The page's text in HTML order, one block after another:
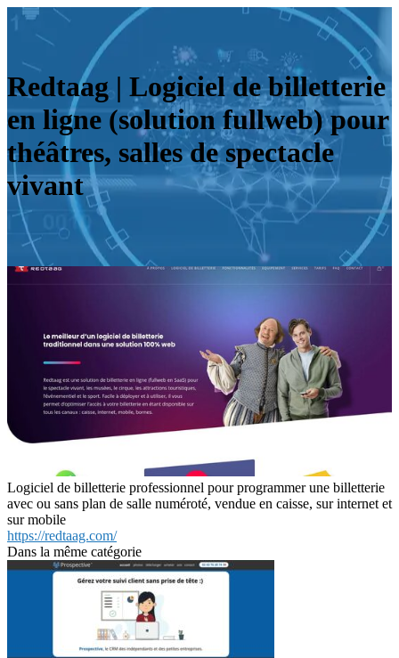
Redtaag | Logiciel de billetterie
en ligne (solution fullweb) pour
théâtres, salles de spectacle
vivant
Logiciel de billetterie professionnel pour programmer une billetterie
avec ou sans plan de salle numéroté, vendue en caisse, sur internet et
sur mobile
https://redtaag.com/
Dans la même catégorie